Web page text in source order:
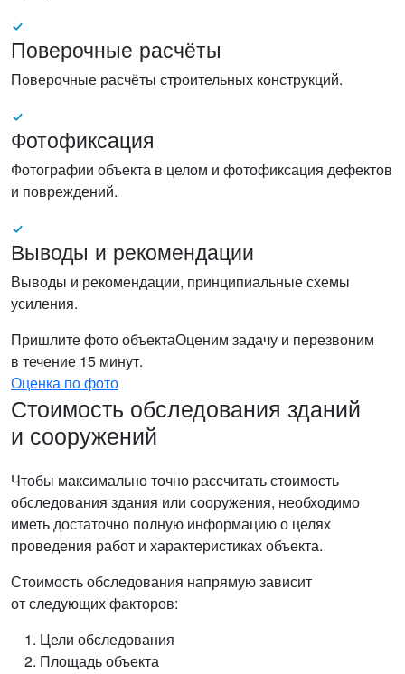
Поверочные расчёты
Поверочные расчёты строительных конструкций.
Фотофиксация
Фотографии объекта в целом и фотофиксация дефектов
и повреждений.
Выводы и рекомендации
Выводы и рекомендации, принципиальные схемы
усиления.
Пришлите фото объектаОценим задачу и перезвоним
в течение 15 минут.
Оценка по фото
Стоимость обследования зданий
и сооружений
Чтобы максимально точно рассчитать стоимость
обследования здания или сооружения, необходимо
иметь достаточно полную информацию о целях
проведения работ и характеристиках объекта.
Стоимость обследования напрямую зависит
от следующих факторов:
Цели обследования
Площадь объекта